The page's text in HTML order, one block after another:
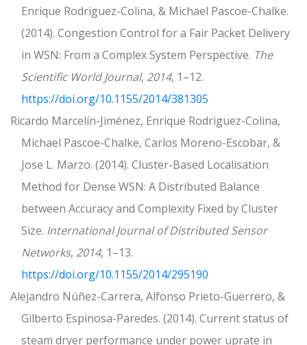
Enrique Rodriguez-Colina, & Michael Pascoe-Chalke.
(2014). Congestion Control for a Fair Packet Delivery
in WSN: From a Complex System Perspective. The
Scientific World Journal, 2014, 1–12.
https://doi.org/10.1155/2014/381305
Ricardo Marcelín-Jiménez, Enrique Rodriguez-Colina,
Michael Pascoe-Chalke, Carlos Moreno-Escobar, &
Jose L. Marzo. (2014). Cluster-Based Localisation
Method for Dense WSN: A Distributed Balance
between Accuracy and Complexity Fixed by Cluster
Size. International Journal of Distributed Sensor
Networks, 2014, 1–13.
https://doi.org/10.1155/2014/295190
Alejandro Núñez-Carrera, Alfonso Prieto-Guerrero, &
Gilberto Espinosa-Paredes. (2014). Current status of
steam dryer performance under power uprate in